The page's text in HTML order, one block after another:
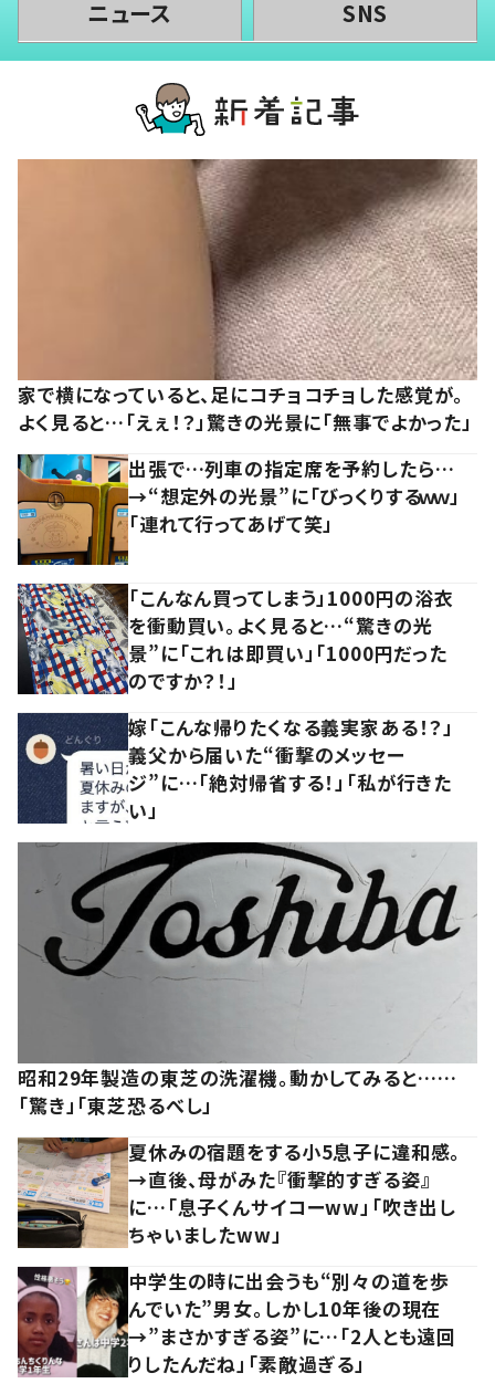
ニュース SNS
家で横になっていると、足にコチョコチョした感覚が。
よく見ると…「えぇ！？」驚きの光景に「無事でよかった」
出張で…列車の指定席を予約したら…
→“想定外の光景”に「びっくりするｗｗ」
「連れて行ってあげて笑」
「こんなん買ってしまう」1000円の浴衣
を衝動買い。よく見ると…“驚きの光
景”に「これは即買い」「1000円だった
のですか？！」
嫁「こんな帰りたくなる義実家ある！？」
義父から届いた“衝撃のメッセー
ジ”に…「絶対帰省する！」「私が行きた
い」
昭和29年製造の東芝の洗濯機。動かしてみると……
「驚き」「東芝恐るべし」
夏休みの宿題をする小5息子に違和感。
→直後、母がみた『衝撃的すぎる姿』
に…「息子くんサイコーww」「吹き出し
ちゃいましたww」
中学生の時に出会うも“別々の道を歩
んでいた”男女。しかし10年後の現在
→”まさかすぎる姿”に…「2人とも遠回
りしたんだね」「素敵過ぎる」